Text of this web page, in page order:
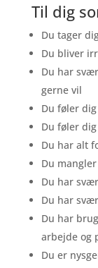
Til dig
Du tager
Du bliver
Du har
gerne vil
Du føler
Du føler
Du har alt
Du
Du har
Du har
Du har
arbejde og
Du er